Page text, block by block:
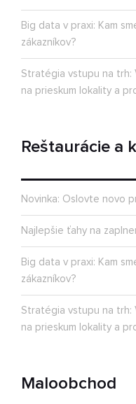
Big data v praxi: Kam
zákazníkov?
Stratégia vstupu na
na prieskum lokality a
Reštaurácie a
Novinka: Oslovte novo
Najlepšie ťahy na
Big data v praxi: Kam
zákazníkov?
Stratégia vstupu na
na prieskum lokality a
Maloobchod